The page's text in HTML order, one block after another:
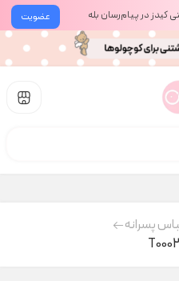
عضویت کیدز در پیام‌رسان بله
پسرانه